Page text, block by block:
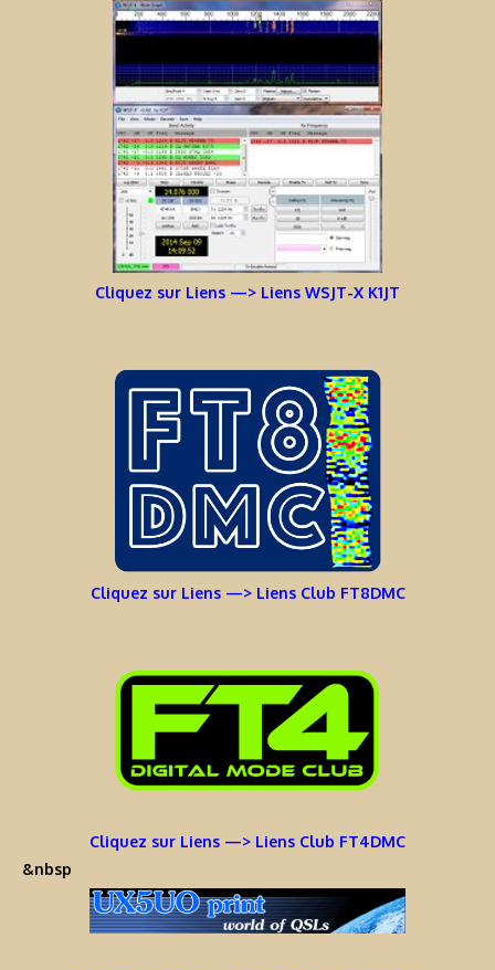
Cliquez sur Liens —> Liens WSJT-X K1JT
Cliquez sur Liens —> Liens Club FT8DMC
Cliquez sur Liens —> Liens Club FT4DMC
&nbsp